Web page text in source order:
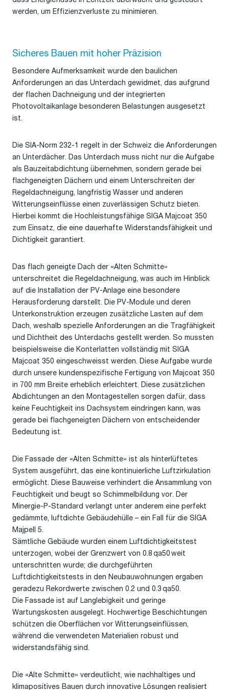
werden, um Effizienzverluste zu minimieren.
Sicheres Bauen mit hoher Präzision
Besondere Aufmerksamkeit wurde den baulichen
Anforderungen an das Unterdach gewidmet, das aufgrund
der flachen Dachneigung und der integrierten
Photovoltaikanlage besonderen Belastungen ausgesetzt
ist.
Die SIA-Norm 232-1 regelt in der Schweiz die Anforderungen
an Unterdächer. Das Unterdach muss nicht nur die Aufgabe
als Bauzeitabdichtung übernehmen, sondern gerade bei
flachgeneigten Dächern und einem Unterschreiten der
Regeldachneigung, langfristig Wasser und anderen
Witterungseinflüsse einen zuverlässigen Schutz bieten.
Hierbei kommt die Hochleistungsfähige SIGA Majcoat 350
zum Einsatz, die eine dauerhafte Widerstandsfähigkeit und
Dichtigkeit garantiert.
Das flach geneigte Dach der «Alten Schmitte»
unterschreitet die Regeldachneigung, was auch im Hinblick
auf die Installation der PV-Anlage eine besondere
Herausforderung darstellt. Die PV-Module und deren
Unterkonstruktion erzeugen zusätzliche Lasten auf dem
Dach, weshalb spezielle Anforderungen an die Tragfähigkeit
und Dichtheit des Unterdachs gestellt werden. So mussten
beispielsweise die Konterlatten vollständig mit SIGA
Majcoat 350 eingeschweisst werden. Diese Aufgabe wurde
durch unsere kundenspezifische Fertigung von Majcoat 350
in 700 mm Breite erheblich erleichtert. Diese zusätzlichen
Abdichtungen an den Montagestellen sorgen dafür, dass
keine Feuchtigkeit ins Dachsystem eindringen kann, was
gerade bei flachgeneigten Dächern von entscheidender
Bedeutung ist.
Die Fassade der «Alten Schmitte» ist als hinterlüftetes
System ausgeführt, das eine kontinuierliche Luftzirkulation
ermöglicht. Diese Bauweise verhindert die Ansammlung von
Feuchtigkeit und beugt so Schimmelbildung vor. Der
Minergie-P-Standard verlangt unter anderem eine perfekt
gedämmte, luftdichte Gebäudehülle – ein Fall für die SIGA
Majpell 5.
Sämtliche Gebäude wurden einem Luftdichtigkeitstest
unterzogen, wobei der Grenzwert von 0.8 qa50 weit
unterschritten wurde; die durchgeführten
Luftdichtigkeitstests in den Neubauwohnungen ergaben
geradezu Rekordwerte zwischen 0.2 und 0.3 qa50.
Die Fassade ist auf Langlebigkeit und geringe
Wartungskosten ausgelegt. Hochwertige Beschichtungen
schützen die Oberflächen vor Witterungseinflüssen,
während die verwendeten Materialien robust und
widerstandsfähig sind.
Die «Alte Schmitte» verdeutlicht, wie nachhaltiges und
klimapositives Bauen durch innovative Lösungen realisiert